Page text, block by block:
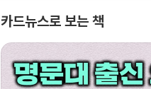
카드뉴스로 보는 책